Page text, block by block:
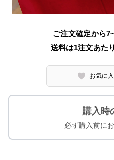
ご注文確定から
送料は1注文あたり
お気に
購入時
必ず購入前に